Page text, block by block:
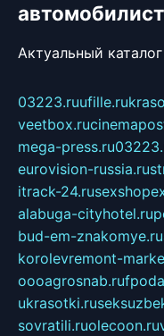
Актуальный
03223.ruufille.ru
veetbox.ru
mega-press.ru
eurovision-russia.ru
itrack-24.ru
alabuga-cityhotel.ru
bud-em-znakomye.ru
korolevremont-
oooagrosnab.ru
ukrasotki.ru
sovratili.ruolecoon.ru